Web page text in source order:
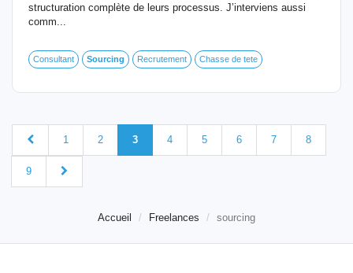
structuration complète de leurs processus. J’interviens aussi
comm...
Consultant Sourcing Recrutement Chasse de tete
1 2 3 4 5 6 7 8
9
Accueil Freelances sourcing